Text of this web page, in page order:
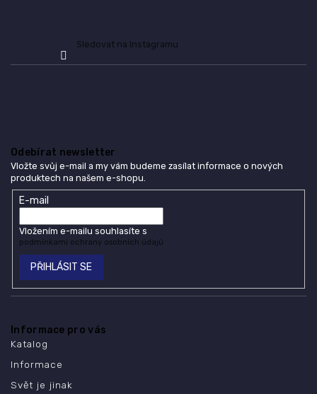
Sledovat na Instagramu
Odebírat newsletter
Vložte svůj e-mail a my vám budeme zasílat informace o nových
produktech na našem e-shopu.
E-mail
Vložením e-mailu souhlasíte s
podmínkami ochrany osobních údajů
PŘIHLÁSIT SE
Informace pro vás
Katalog
Informace
Svět je jinak